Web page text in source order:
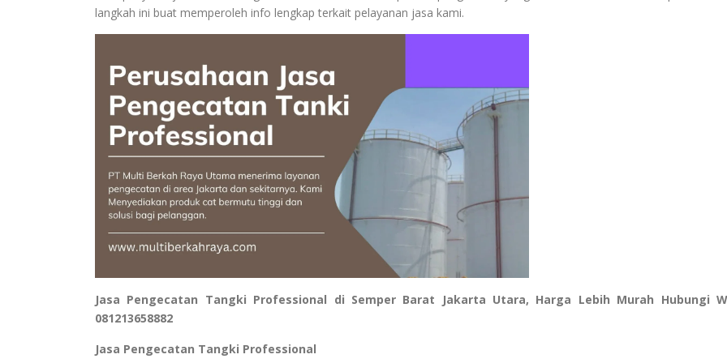
langkah ini buat memperoleh info lengkap terkait pelayanan jasa kami.
Jasa Pengecatan Tangki Professional di Semper Barat Jakarta Utara, Harga Lebih Murah Hubungi
081213658882
Jasa Pengecatan Tangki Professional